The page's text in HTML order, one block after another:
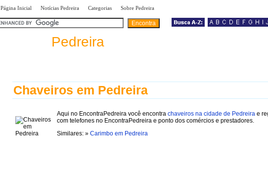
Página Inicial Notícias Pedreira Categorias Sobre Pedreira
Pedreira
Chaveiros em Pedreira
Aqui no EncontraPedreira você encontra chaveiros na cidade de Pedreira e
com telefones no EncontraPedreira e ponto dos comércios e prestadores.
Similares: » Carimbo em Pedreira